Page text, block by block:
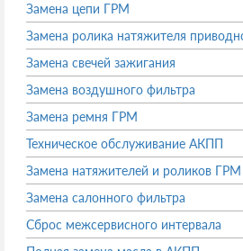
Замена цепи ГРМ
Замена ролика натяжителя
Замена свечей зажигания
Замена воздушного фильтра
Замена ремня ГРМ
Техническое обслуживание АКПП
Замена натяжителей и роликов ГРМ
Замена салонного фильтра
Сброс межсервисного интервала